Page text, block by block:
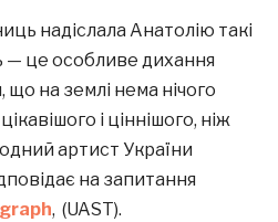
надіслала Анатолію такі
— це особливе дихання
на землі нема нічого
і ціннішого, ніж
артист України
на запитання
, (UAST).